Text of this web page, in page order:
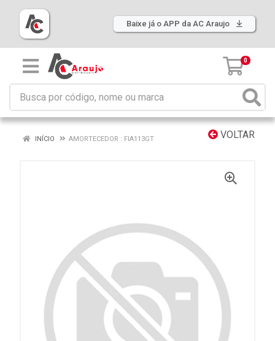
Baixe já o APP da AC Araujo
0
VOLTAR
INÍCIO AMORTECEDOR : FIA113GT